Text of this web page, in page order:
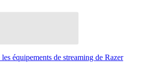
équipements de streaming de Razer